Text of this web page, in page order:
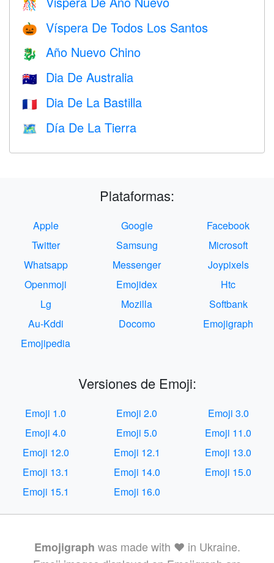
🎊
🎃 Víspera De Todos Los Santos
🐉 Año Nuevo Chino
🇦🇺 Dia De Australia
🇫🇷 Dia De La Bastilla
🗺️ Día De La Tierra
Plataformas:
Apple Google
Facebook
Twitter
Samsung
Microsoft
Whatsapp
Messenger
Joypixels
Openmoji
Emojidex
Htc
Lg
Mozilla
Softbank
Au-Kddi
Docomo
Emojigraph
Emojipedia
Versiones de Emoji:
Emoji 1.0 Emoji 2.0
Emoji 3.0
Emoji 4.0
Emoji 5.0
Emoji 11.0
Emoji 12.0
Emoji 12.1
Emoji 13.0
Emoji 13.1
Emoji 14.0
Emoji 15.0
Emoji 15.1
Emoji 16.0
Emojigraph was made with ❤️ in Ukraine.